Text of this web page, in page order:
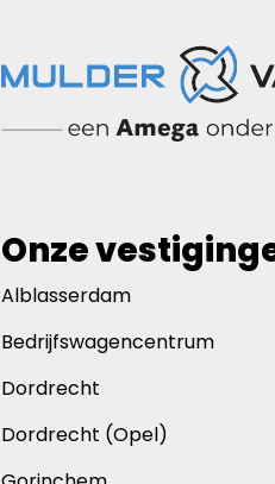
Onze
Alblasserdam
Bedrijfswagencentrum
Dordrecht
Dordrecht (Opel)